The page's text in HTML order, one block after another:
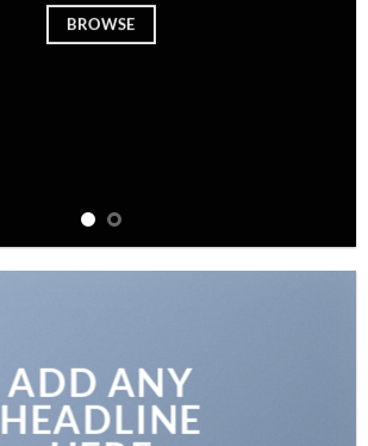
BROWSE
ADD ANY
HEADLINE